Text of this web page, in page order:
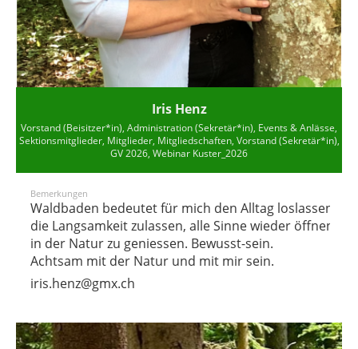
Iris Henz
Vorstand (Beisitzer*in), Administration (Sekretär*in), Events & Anlässe,
Sektionsmitglieder, Mitglieder, Mitgliedschaften, Vorstand (Sekretär*in),
GV 2026, Webinar Kuster_2026
Bemerkungen
Waldbaden bedeutet für mich den Alltag loslassen,
die Langsamkeit zulassen, alle Sinne wieder öffnen,
in der Natur zu geniessen. Bewusst-sein.
Achtsam mit der Natur und mit mir sein.
iris.henz@gmx.ch